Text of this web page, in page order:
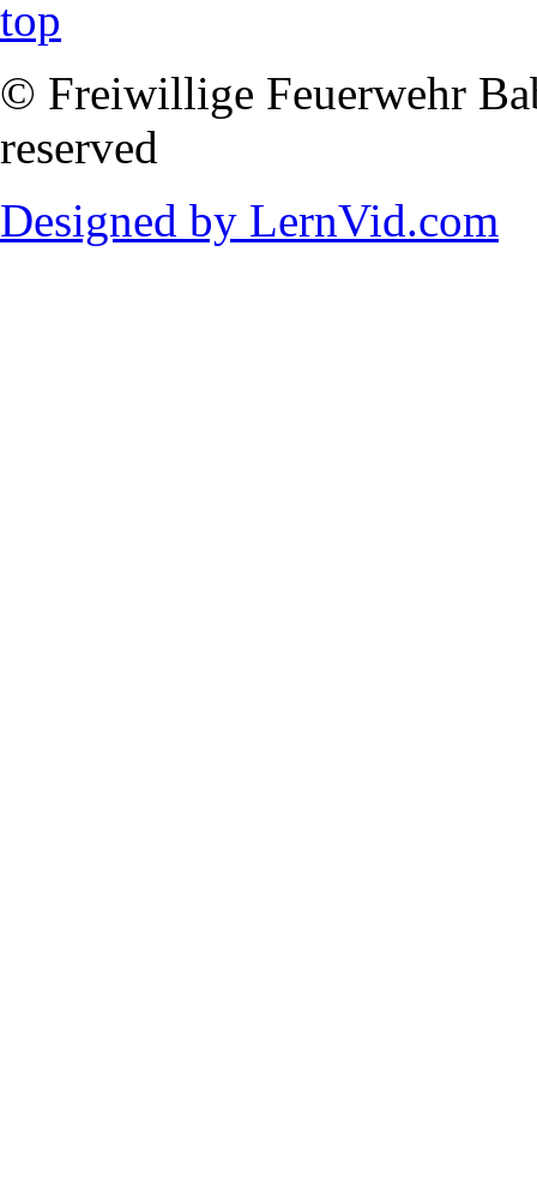
© Freiwillige Feuerwehr
reserved
Designed by LernVid.com